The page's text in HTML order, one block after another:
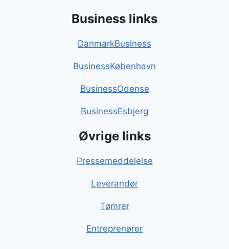
Business links
DanmarkBusiness
BusinessKøbenhavn
BusinessOdense
BusinessEsbjerg
Øvrige links
Pressemeddelelse
Leverandør
Tømrer
Entreprenører